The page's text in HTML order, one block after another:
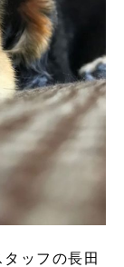
ッフの長田